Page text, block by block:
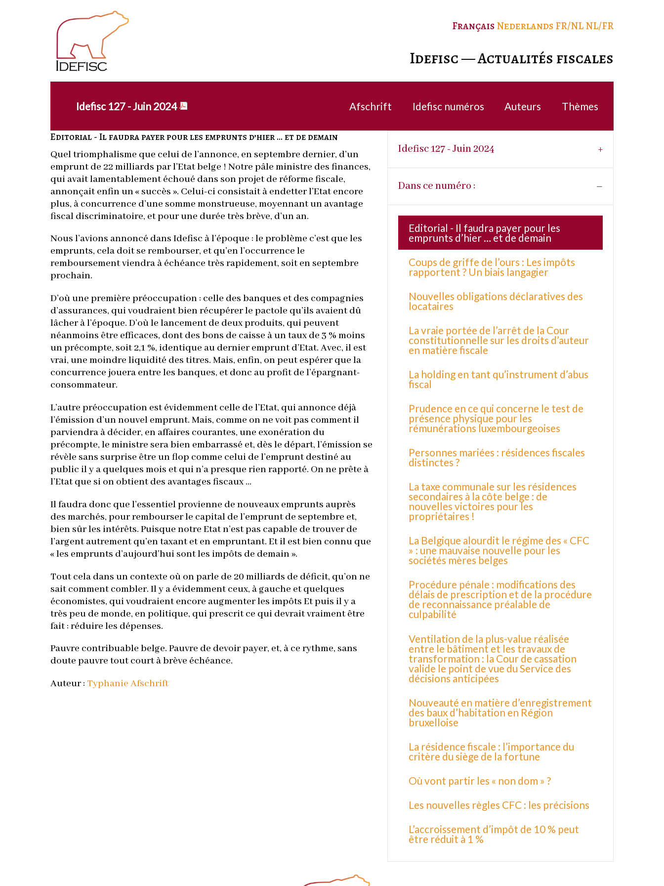
FrançaisNederlandsFR/NLNL/FR
Idefisc — Actualités fiscales
Idefisc 127 - Juin 2024 Afschrift Idefisc numéros Auteurs Thèmes
Editorial - Il faudra payer pour les emprunts d’hier … et de demain
Quel triomphalisme que celui de l’annonce, en septembre dernier, d’un
emprunt de 22 milliards par l’Etat belge ! Notre pâle ministre des finances,
qui avait lamentablement échoué dans son projet de réforme fiscale,
annonçait enfin un « succès ». Celui-ci consistait à endetter l’Etat encore
plus, à concurrence d’une somme monstrueuse, moyennant un avantage
fiscal discriminatoire, et pour une durée très brève, d’un an.
Nous l’avions annoncé dans Idefisc à l’époque : le problème c’est que les
emprunts, cela doit se rembourser, et qu’en l’occurrence le
remboursement viendra à échéance très rapidement, soit en septembre
prochain.
D’où une première préoccupation : celle des banques et des compagnies
d’assurances, qui voudraient bien récupérer le pactole qu’ils avaient dû
lâcher à l’époque. D’où le lancement de deux produits, qui peuvent
néanmoins être efficaces, dont des bons de caisse à un taux de 3 % moins
un précompte, soit 2,1 %, identique au dernier emprunt d’Etat. Avec, il est
vrai, une moindre liquidité des titres. Mais, enfin, on peut espérer que la
concurrence jouera entre les banques, et donc au profit de l’épargnant-
consommateur.
L’autre préoccupation est évidemment celle de l’Etat, qui annonce déjà
l’émission d’un nouvel emprunt. Mais, comme on ne voit pas comment il
parviendra à décider, en affaires courantes, une exonération du
précompte, le ministre sera bien embarrassé et, dès le départ, l’émission se
révèle sans surprise être un flop comme celui de l’emprunt destiné au
public il y a quelques mois et qui n’a presque rien rapporté. On ne prête à
l’Etat que si on obtient des avantages fiscaux …
Il faudra donc que l’essentiel provienne de nouveaux emprunts auprès
des marchés, pour rembourser le capital de l’emprunt de septembre et,
bien sûr les intérêts. Puisque notre Etat n’est pas capable de trouver de
l’argent autrement qu’en taxant et en empruntant. Et il est bien connu que
« les emprunts d’aujourd’hui sont les impôts de demain ».
Tout cela dans un contexte où on parle de 20 milliards de déficit, qu’on ne
sait comment combler. Il y a évidemment ceux, à gauche et quelques
économistes, qui voudraient encore augmenter les impôts Et puis il y a
très peu de monde, en politique, qui prescrit ce qui devrait vraiment être
fait : réduire les dépenses.
Pauvre contribuable belge. Pauvre de devoir payer, et, à ce rythme, sans
doute pauvre tout court à brève échéance.
Auteur : Typhanie Afschrift
Idefisc 127 - Juin 2024
Dans ce numéro :
Editorial - Il faudra payer pour les
emprunts d’hier … et de demain
Coups de griffe de l’ours : Les impôts
rapportent ? Un biais langagier
Nouvelles obligations déclaratives des
locataires
La vraie portée de l’arrêt de la Cour
constitutionnelle sur les droits d’auteur
en matière fiscale
La holding en tant qu’instrument d’abus
fiscal
Prudence en ce qui concerne le test de
présence physique pour les
rémunérations luxembourgeoises
Personnes mariées : résidences fiscales
distinctes ?
La taxe communale sur les résidences
secondaires à la côte belge : de
nouvelles victoires pour les
propriétaires !
La Belgique alourdit le régime des « CFC
» : une mauvaise nouvelle pour les
sociétés mères belges
Procédure pénale : modifications des
délais de prescription et de la procédure
de reconnaissance préalable de
culpabilité
Ventilation de la plus-value réalisée
entre le bâtiment et les travaux de
transformation : la Cour de cassation
valide le point de vue du Service des
décisions anticipées
Nouveauté en matière d’enregistrement
des baux d’habitation en Région
bruxelloise
La résidence fiscale : l’importance du
critère du siège de la fortune
Où vont partir les « non dom » ?
Les nouvelles règles CFC : les précisions
L’accroissement d’impôt de 10 % peut
être réduit à 1 %